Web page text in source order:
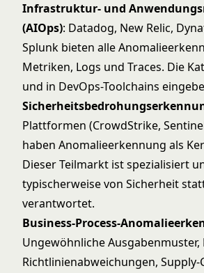
Infrastruktur- und
(AIOps): Datadog, New Relic,
Splunk bieten alle
Metriken, Logs und Traces. Die
und in DevOps-Toolchains
Plattformen (CrowdStrike,
haben Anomalieerkennung als
Dieser Teilmarkt ist spezialisiert
typischerweise von Sicherheit
verantwortet.
Business-Process-
Ungewöhnliche Ausgabenmuster,
Richtlinienabweichungen, Supply-